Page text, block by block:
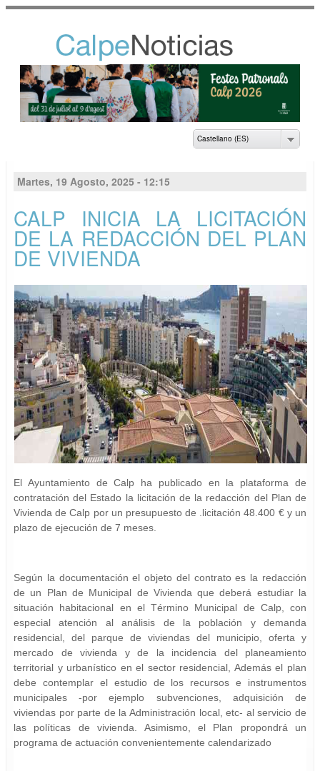
principal
NOTICIAS DEL
AYUNTAMIENTO DE
Castellano (ES)
Martes, 19 Agosto, 2025 - 12:15
CALP INICIA LA LICITACIÓN
DE LA REDACCIÓN DEL PLAN
DE VIVIENDA
El Ayuntamiento de Calp ha publicado en la plataforma de
contratación del Estado la licitación de la redacción del Plan de
Vivienda de Calp por un presupuesto de .licitación 48.400 € y un
plazo de ejecución de 7 meses.
Según la documentación el objeto del contrato es la redacción
de un Plan de Municipal de Vivienda que deberá estudiar la
situación habitacional en el Término Municipal de Calp, con
especial atención al análisis de la población y demanda
residencial, del parque de viviendas del municipio, oferta y
mercado de vivienda y de la incidencia del planeamiento
territorial y urbanístico en el sector residencial, Además el plan
debe contemplar el estudio de los recursos e instrumentos
municipales -por ejemplo subvenciones, adquisición de
viviendas por parte de la Administración local, etc- al servicio de
las políticas de vivienda. Asimismo, el Plan propondrá un
programa de actuación convenientemente calendarizado